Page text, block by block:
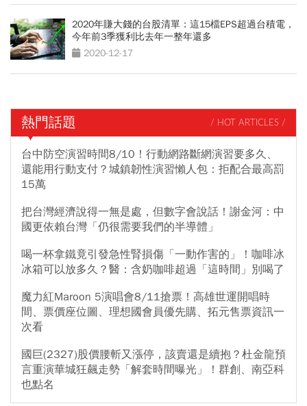
2020年賺大錢的台股清單：這15檔EPS超過台積電，
今年前3季獲利比去年一整年還多
2020-12-17
熱門話題 / HOT ARTICLES /
台中防空演習時間8/10！行動網路斷網演習要多久、
還能用行動支付？城鎮韌性演習懶人包：拒配合最高罰
15萬
把台灣經濟說得一無是處，但數字會說話！謝金河：中
國更依賴台灣「仍很需要我們的半導體」
喝一杯拿鐵竟引發急性腎損傷「一動作害的」！咖啡冰
冰箱可以放多久？醫：含奶咖啡超過「這時間」別喝了
魔力紅Maroon 5演唱會8/11搶票！高雄世運開唱時
間、票價座位圖、理想國會員優先購、拓元售票資訊一
次看
國巨(2327)股價腰斬又漲停，該賣還是續抱？杜金龍預
言重演華城狂飆走勢「解套時間曝光」！群創、南亞科
也點名